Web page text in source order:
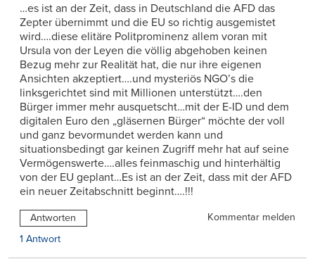
…es ist an der Zeit, dass in Deutschland die AFD das
Zepter übernimmt und die EU so richtig ausgemistet
wird….diese elitäre Politprominenz allem voran mit
Ursula von der Leyen die völlig abgehoben keinen
Bezug mehr zur Realität hat, die nur ihre eigenen
Ansichten akzeptiert….und mysteriös NGO’s die
linksgerichtet sind mit Millionen unterstützt….den
Bürger immer mehr ausquetscht…mit der E-ID und dem
digitalen Euro den „gläsernen Bürger“ möchte der voll
und ganz bevormundet werden kann und
situationsbedingt gar keinen Zugriff mehr hat auf seine
Vermögenswerte….alles feinmaschig und hinterhältig
von der EU geplant…Es ist an der Zeit, dass mit der AFD
ein neuer Zeitabschnitt beginnt….!!!
Antworten
Kommentar melden
1 Antwort